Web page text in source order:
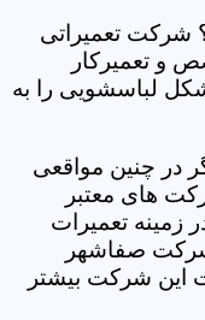
شرکت تعمیراتی
و تعمیرکار
لباسشویی را به
در چنین مواقعی
های معتبر
زمینه تعمیرات
صفاشهر
این شرکت بیشتر